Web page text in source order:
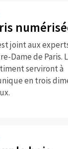
joint aux
Dame de Paris.
serviront à
en trois